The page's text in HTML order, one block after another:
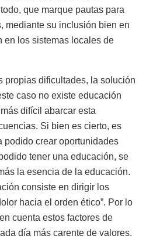
que marque pautas para
mediante su inclusión bien en
en los sistemas locales de
propias dificultades, la solución
caso no existe educación
difícil abarcar esta
Si bien es cierto, es
podido crear oportunidades
tener una educación, se
la esencia de la educación.
consiste en dirigir los
hacia el orden ético”. Por lo
cuenta estos factores de
día más carente de valores.